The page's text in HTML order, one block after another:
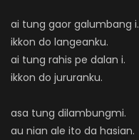
ai tung gaor galumbang i.
ikkon do langeanku.
ai tung rahis pe dalan i.
ikkon do jururanku.
asa tung dilambungmi.
au nian ale ito da hasian.